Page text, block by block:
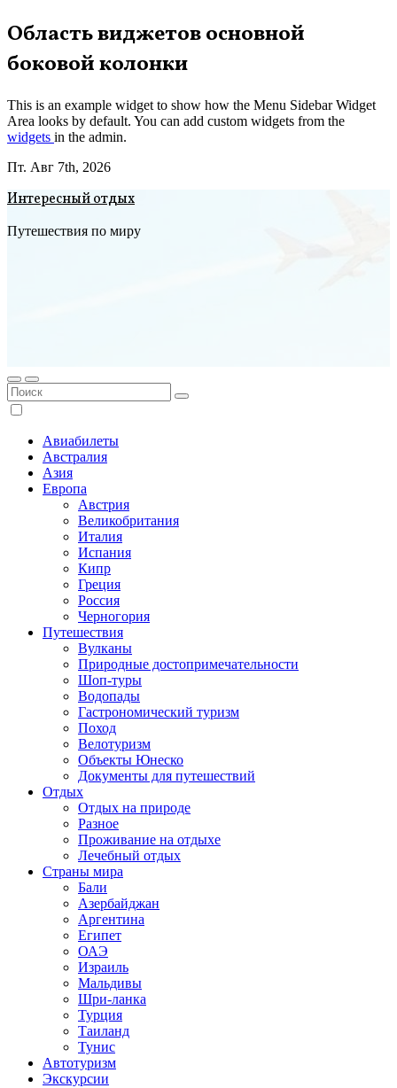
Перейти
к
содержимому
Область виджетов основной
боковой колонки
This is an example widget to show how the Menu Sidebar Widget
Area looks by default. You can add custom widgets from the
widgets in the admin.
Пт. Авг 7th, 2026
Интересный отдых
Путешествия по миру
Авиабилеты
Австралия
Азия
Европа
Австрия
Великобритания
Италия
Испания
Кипр
Греция
Россия
Черногория
Путешествия
Вулканы
Природные достопримечательности
Шоп-туры
Водопады
Гастрономический туризм
Поход
Велотуризм
Объекты Юнеско
Документы для путешествий
Отдых
Отдых на природе
Разное
Проживание на отдыхе
Лечебный отдых
Страны мира
Бали
Азербайджан
Аргентина
Египет
ОАЭ
Израиль
Мальдивы
Шри-ланка
Турция
Таиланд
Тунис
Автотуризм
Экскурсии